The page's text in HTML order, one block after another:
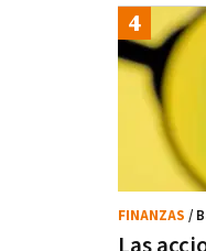
FINANZAS /